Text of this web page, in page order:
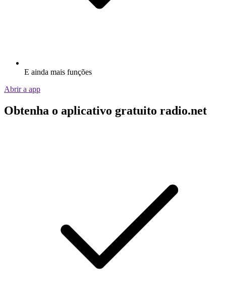
E ainda mais funções
Abrir a app
Obtenha o aplicativo gratuito radio.net